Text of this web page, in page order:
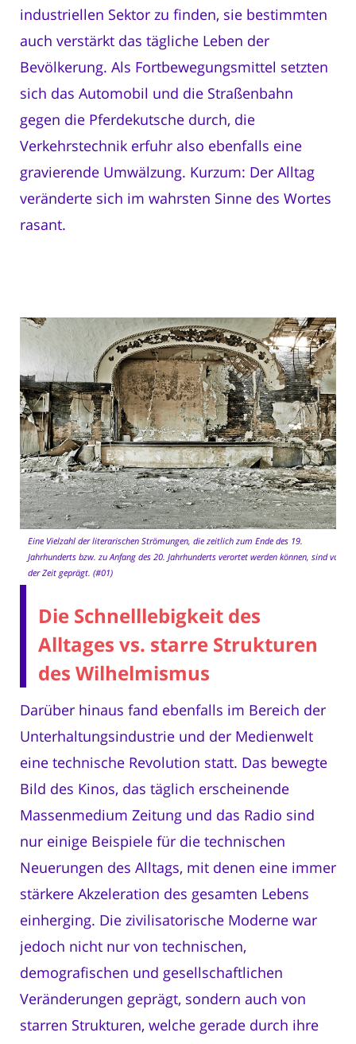
industriellen Sektor zu finden, sie bestimmten
auch verstärkt das tägliche Leben der
Bevölkerung. Als Fortbewegungsmittel setzten
sich das Automobil und die Straßenbahn
gegen die Pferdekutsche durch, die
Verkehrstechnik erfuhr also ebenfalls eine
gravierende Umwälzung. Kurzum: Der Alltag
veränderte sich im wahrsten Sinne des Wortes
rasant.
Eine Vielzahl der literarischen Strömungen, die zeitlich zum Ende des 19.
Jahrhunderts bzw. zu Anfang des 20. Jahrhunderts verortet werden können, sind von
der Zeit geprägt. (#01)
Die Schnelllebigkeit des
Alltages vs. starre Strukturen
des Wilhelmismus
Darüber hinaus fand ebenfalls im Bereich der
Unterhaltungsindustrie und der Medienwelt
eine technische Revolution statt. Das bewegte
Bild des Kinos, das täglich erscheinende
Massenmedium Zeitung und das Radio sind
nur einige Beispiele für die technischen
Neuerungen des Alltags, mit denen eine immer
stärkere Akzeleration des gesamten Lebens
einherging. Die zivilisatorische Moderne war
jedoch nicht nur von technischen,
demografischen und gesellschaftlichen
Veränderungen geprägt, sondern auch von
starren Strukturen, welche gerade durch ihre